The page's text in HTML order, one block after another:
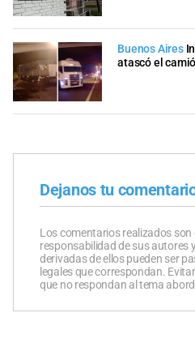
Buenos Aires
atascó el
Dejanos tu
Los comentarios realizados son
responsabilidad de sus autores
derivadas de ellos pueden ser
legales que correspondan.
que no respondan al tema